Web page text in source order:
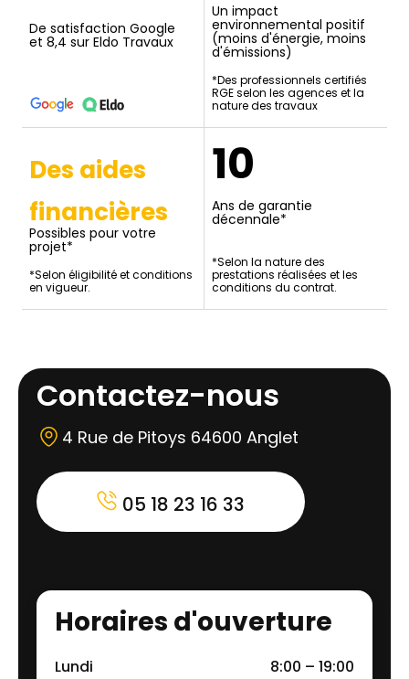
De satisfaction Google
et 8,4 sur Eldo Travaux
Un impact
environnemental positif
(moins d'énergie, moins
d'émissions)
*Des professionnels certifiés
RGE selon les agences et la
nature des travaux
Des aides
financières
Possibles pour votre
projet*
*Selon éligibilité et conditions
en vigueur.
10
Ans de garantie
décennale*
*Selon la nature des
prestations réalisées et les
conditions du contrat.
Contactez-nous
4 Rue de Pitoys 64600 Anglet
05 18 23 16 33
Horaires d'ouverture
Lundi
8:00 – 19:00